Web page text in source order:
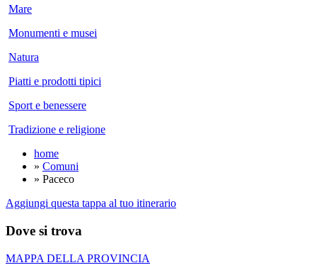
Mare
Monumenti e musei
Natura
Piatti e prodotti tipici
Sport e benessere
Tradizione e religione
home
» Comuni
» Paceco
Aggiungi questa tappa al tuo itinerario
Dove si trova
MAPPA DELLA PROVINCIA